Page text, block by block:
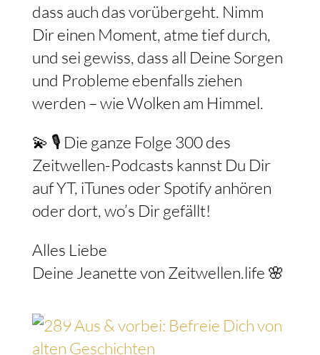
dass auch das vorübergeht. Nimm
Dir einen Moment, atme tief durch,
und sei gewiss, dass all Deine Sorgen
und Probleme ebenfalls ziehen
werden – wie Wolken am Himmel.
💫 🎙️ Die ganze Folge 300 des
Zeitwellen-Podcasts kannst Du Dir
auf YT, iTunes oder Spotify anhören
oder dort, wo’s Dir gefällt!
Alles Liebe
Deine Jeanette von Zeitwellen.life 🌸